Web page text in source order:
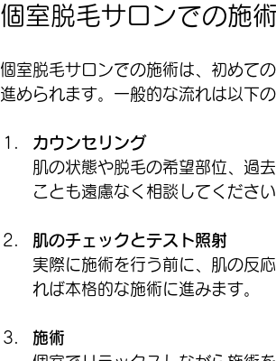
個室脱毛サロンでの施
個室脱毛サロンでの施術は、初めて
進められます。一般的な流れは以下の
カウンセリング
肌の状態や脱毛の希望部位、過
ことも遠慮なく相談してください
肌のチェックとテスト照射
実際に施術を行う前に、肌の反
れば本格的な施術に進みます。
施術